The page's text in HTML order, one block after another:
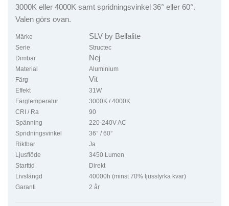
3000K eller 4000K samt spridningsvinkel 36° eller 60°.
Valen görs ovan.
Märke SLV by Bellalite
Serie
Structec
Dimbar
Nej
Material
Aluminium
Färg
Vit
Effekt
31W
Färgtemperatur
3000K / 4000K
CRI / Ra
90
Spänning
220-240V AC
Spridningsvinkel
36° / 60°
Riktbar
Ja
Ljusflöde
3450 Lumen
Starttid
Direkt
Livslängd
40000h (minst 70% ljusstyrka kvar)
Garanti
2 år